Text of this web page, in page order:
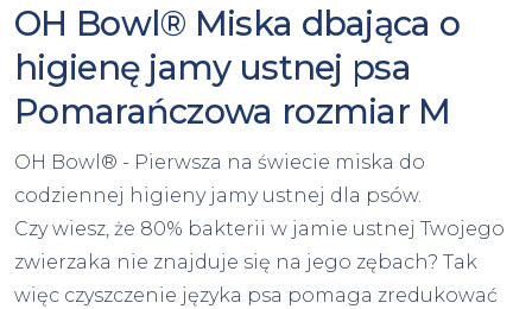
OH Bowl® Miska dbająca o
higienę jamy ustnej psa
Pomarańczowa rozmiar M
OH Bowl® - Pierwsza na świecie miska do
codziennej higieny jamy ustnej dla psów.
Czy wiesz, że 80% bakterii w jamie ustnej Twojego
zwierzaka nie znajduje się na jego zębach? Tak
więc czyszczenie języka psa pomaga zredukować